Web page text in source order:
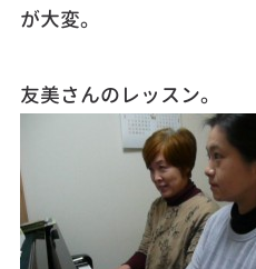
が大変。
友美さんのレッスン。